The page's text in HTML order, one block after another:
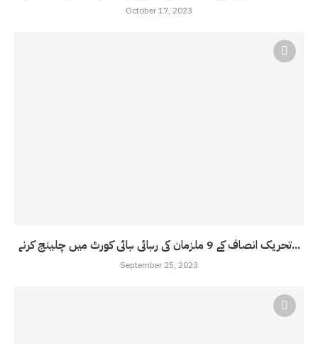
October 17, 2023
تحریک انصاف کے 9 ملزمان کی رہائی ہائی کورٹ میں چلینج کرنے...
September 25, 2023